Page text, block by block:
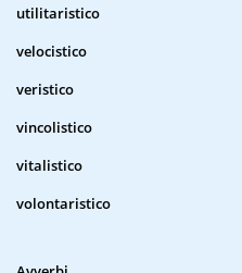
utilitaristico
velocistico
veristico
vincolistico
vitalistico
volontaristico